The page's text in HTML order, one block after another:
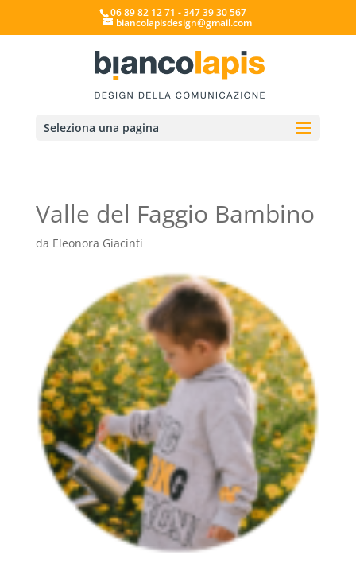
06 89 82 12 71 - 347 39 30 567
biancolapisdesign@gmail.com
Seleziona una pagina
Valle del Faggio Bambino
da Eleonora Giacinti